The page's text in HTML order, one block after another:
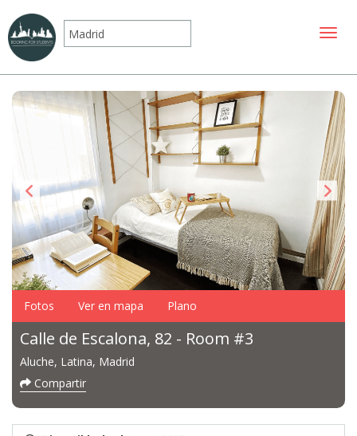
Fotos Ver en mapa Plano
Calle de Escalona, 82 - Room #3
Aluche, Latina, Madrid
Compartir